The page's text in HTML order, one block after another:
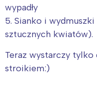
wypadły
5. Sianko i
sztucznych kwiatów).
Teraz wystarczy
stroikiem:)